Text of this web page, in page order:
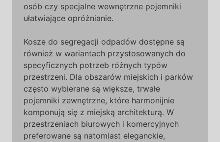
osób czy specjalne wewnętrzne pojemniki
ułatwiające opróżnianie.
Kosze do segregacji odpadów dostępne są
również w wariantach przystosowanych do
specyficznych potrzeb różnych typów
przestrzeni. Dla obszarów miejskich i parków
często wybierane są większe, trwałe
pojemniki zewnętrzne, które harmonijnie
komponują się z miejską architekturą. W
przestrzeniach biurowych i komercyjnych
preferowane są natomiast eleganckie,